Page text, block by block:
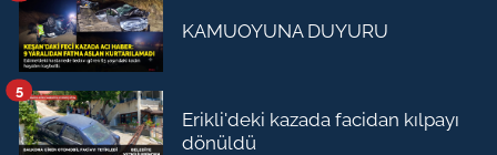
KAMUOYUNA DUYURU
Erikli'deki kazada facidan kılpayı
dönüldü
5